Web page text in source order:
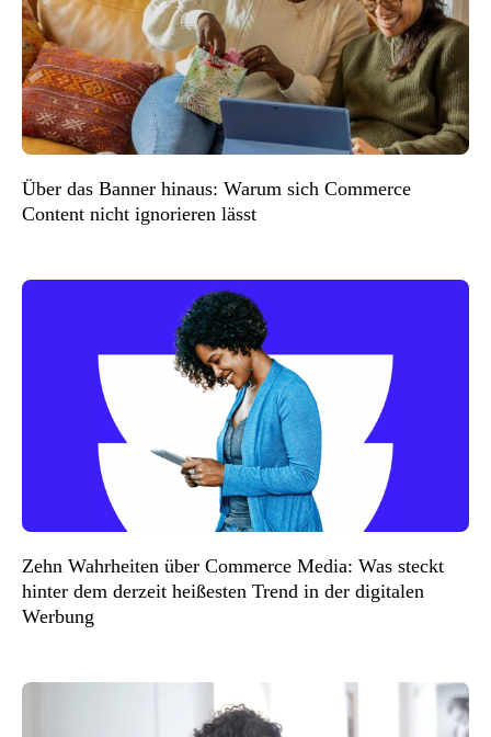
Über das Banner hinaus: Warum sich Commerce
Content nicht ignorieren lässt
Zehn Wahrheiten über Commerce Media: Was steckt
hinter dem derzeit heißesten Trend in der digitalen
Werbung